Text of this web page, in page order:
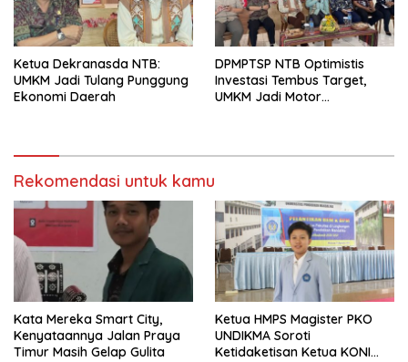
Ketua Dekranasda NTB:
UMKM Jadi Tulang Punggung
Ekonomi Daerah
DPMPTSP NTB Optimistis
Investasi Tembus Target,
UMKM Jadi Motor
Rekomendasi untuk kamu
Kata Mereka Smart City,
Kenyataannya Jalan Praya
Timur Masih Gelap Gulita
Ketua HMPS Magister PKO
UNDIKMA Soroti
Ketidaketisan Ketua KONI